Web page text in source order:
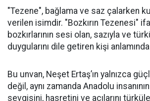
"Tezene", bağlama ve saz çalarken
verilen isimdir. "Bozkırın Tezenesi"
bozkırlarının sesi olan, sazıyla ve
duygularını dile getiren kişi
Bu unvan, Neşet Ertaş’ın yalnızca
değil, aynı zamanda Anadolu insanının
sevgisini, hasretini ve acılarını